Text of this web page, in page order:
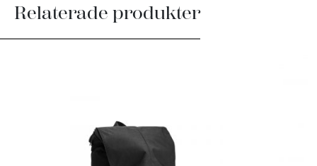
Relaterade produkter